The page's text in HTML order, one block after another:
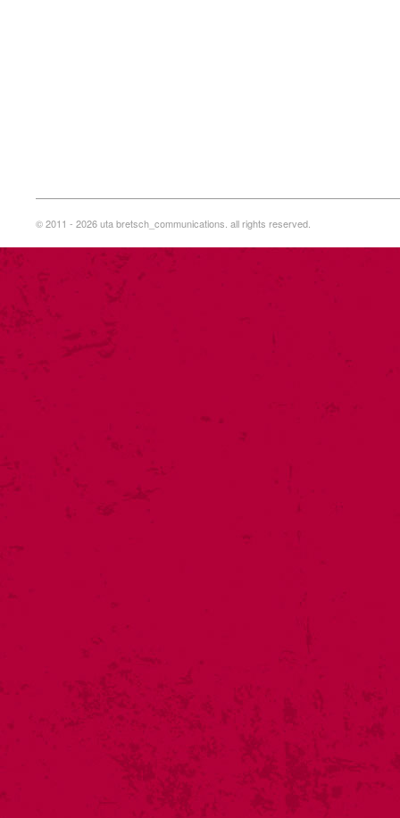
© 2011 - 2026 uta bretsch_communications. all rights reserved.